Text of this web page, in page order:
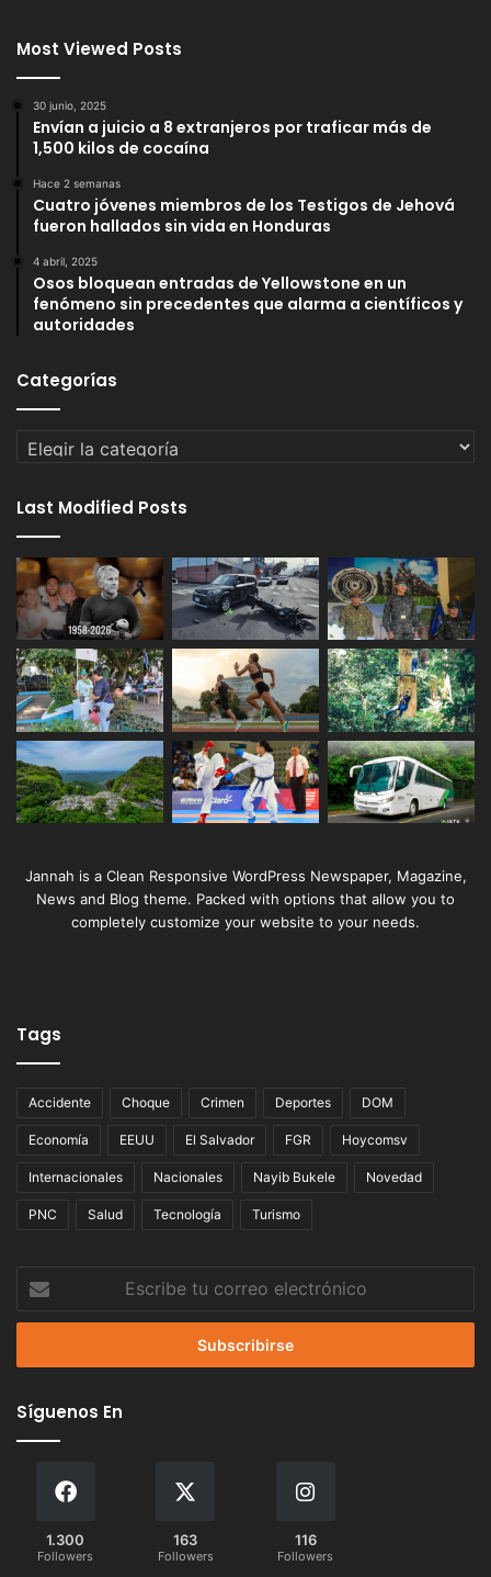
Most Viewed Posts
30 junio, 2025
Envían a juicio a 8 extranjeros por traficar más de
1,500 kilos de cocaína
Hace 2 semanas
Cuatro jóvenes miembros de los Testigos de Jehová
fueron hallados sin vida en Honduras
4 abril, 2025
Osos bloquean entradas de Yellowstone en un
fenómeno sin precedentes que alarma a científicos y
autoridades
Categorías
Categorías
Last Modified Posts
Jannah is a Clean Responsive WordPress Newspaper, Magazine,
News and Blog theme. Packed with options that allow you to
completely customize your website to your needs.
Tags
Accidente Choque Crimen Deportes DOM
Economía EEUU El Salvador FGR Hoycomsv
Internacionales Nacionales Nayib Bukele Novedad
PNC Salud Tecnología Turismo
Escribe
tu
correo
Síguenos En
1.300
Followers
163
Followers
116
Followers